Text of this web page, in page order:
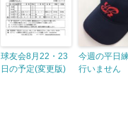
球友会8月22・23
日の予定(変更版)
今週の平日
行いません